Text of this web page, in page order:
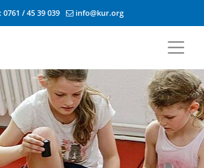
0761 / 45 39 039 info@kur.org